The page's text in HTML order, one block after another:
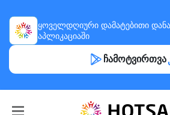
ყოველდღიური დამატებითი
აპლიკაციაში
ჩამოტვირთვა